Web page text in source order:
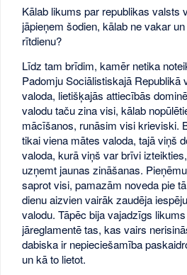
Kālab likums par republikas valsts
jāpieņem šodien, kālab ne vakar
rītdienu?
Līdz tam brīdim, kamēr netika
Padomju Sociālistiskajā Republikā
valoda, lietišķajās attiecībās
valodu taču zina visi, kālab
mācīšanos, runāsim visi krieviski.
tikai viena mātes valoda, tajā viņš
valoda, kurā viņš var brīvi
uzņemt jaunas zināšanas.
saprot visi, pamazām noveda pie
dienu aizvien vairāk zaudēja
valodu. Tāpēc bija vajadzīgs
jāreglamentē tas, kas vairs
dabiska ir nepieciešamība
un kā to lietot.